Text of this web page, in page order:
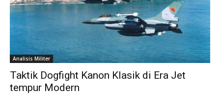
Analisis Militer
Taktik Dogfight Kanon Klasik di Era Jet
tempur Modern